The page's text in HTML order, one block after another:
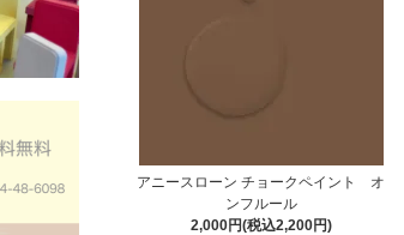
アニースローン チョークペイント オ
ンフルール
2,000円(税込2,200円)